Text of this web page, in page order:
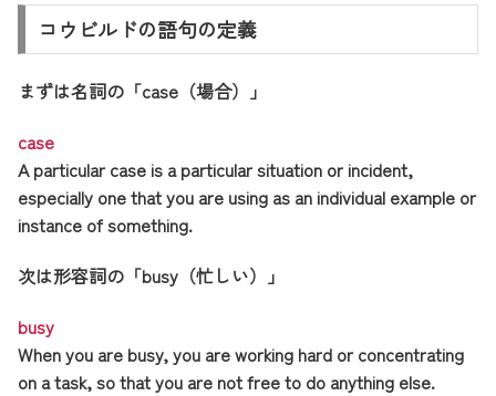
コウビルドの語句の定義
まずは名詞の「case（場合）」
case
A particular case is a particular situation or incident,
especially one that you are using as an individual example or
instance of something.
次は形容詞の「busy（忙しい）」
busy
When you are busy, you are working hard or concentrating
on a task, so that you are not free to do anything else.